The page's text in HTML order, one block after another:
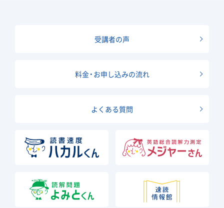
受講者の声
料金・お申し込みの流れ
よくある質問